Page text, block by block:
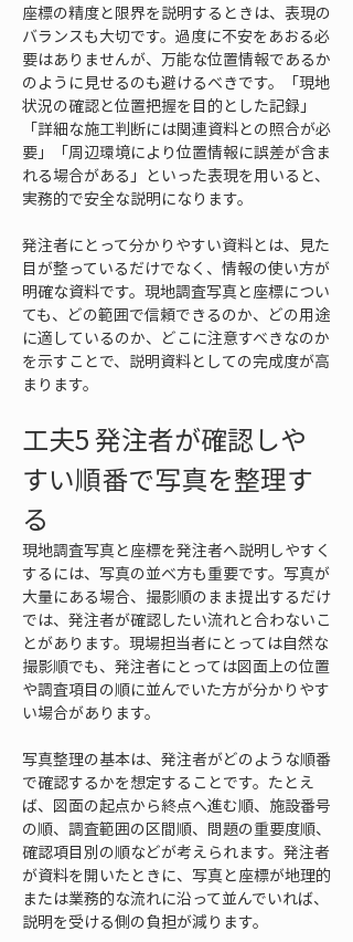
座標の精度と限界を説明するときは、表現の
バランスも大切です。過度に不安をあおる必
要はありませんが、万能な位置情報であるか
のように見せるのも避けるべきです。「現地
状況の確認と位置把握を目的とした記録」
「詳細な施工判断には関連資料との照合が必
要」「周辺環境により位置情報に誤差が含ま
れる場合がある」といった表現を用いると、
実務的で安全な説明になります。
発注者にとって分かりやすい資料とは、見た
目が整っているだけでなく、情報の使い方が
明確な資料です。現地調査写真と座標につい
ても、どの範囲で信頼できるのか、どの用途
に適しているのか、どこに注意すべきなのか
を示すことで、説明資料としての完成度が高
まります。
工夫5 発注者が確認しや
すい順番で写真を整理す
る
現地調査写真と座標を発注者へ説明しやすく
するには、写真の並べ方も重要です。写真が
大量にある場合、撮影順のまま提出するだけ
では、発注者が確認したい流れと合わないこ
とがあります。現場担当者にとっては自然な
撮影順でも、発注者にとっては図面上の位置
や調査項目の順に並んでいた方が分かりやす
い場合があります。
写真整理の基本は、発注者がどのような順番
で確認するかを想定することです。たとえ
ば、図面の起点から終点へ進む順、施設番号
の順、調査範囲の区間順、問題の重要度順、
確認項目別の順などが考えられます。発注者
が資料を開いたときに、写真と座標が地理的
または業務的な流れに沿って並んでいれば、
説明を受ける側の負担が減ります。